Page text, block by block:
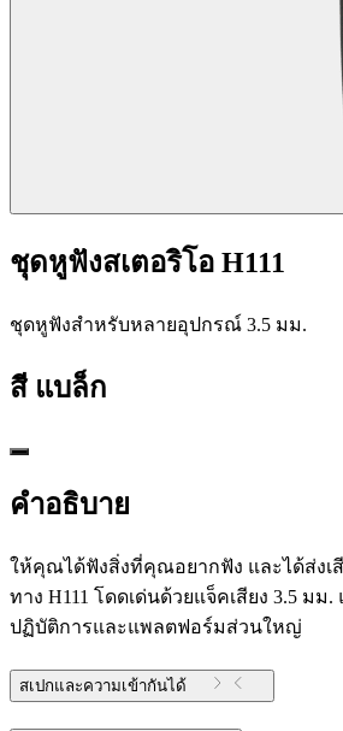
ชุดหูฟังสเตอริโอ H111
ชุดหูฟังสำหรับหลายอุปกรณ์ 3.5 มม.
สี แบล็ก
คำอธิบาย
ให้คุณได้ฟังสิ่งที่คุณอยากฟัง และได้ส่งเ
ทาง H111 โดดเด่นด้วยแจ็คเสียง 3.5 มม
ปฏิบัติการและแพลตฟอร์มส่วนใหญ่
สเปกและความเข้ากันได้